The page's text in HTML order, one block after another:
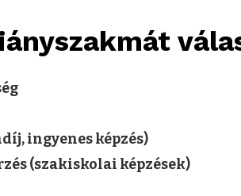
ingyenes képzés)
(szakiskolai képzések)